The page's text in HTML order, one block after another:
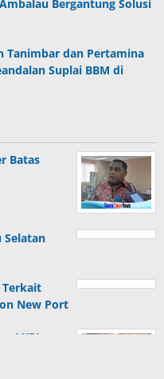
Bergantung Solusi
Tanimbar dan Pertamina
Suplai BBM di
Batas
Selatan
Terkait
New Port
LKPJ